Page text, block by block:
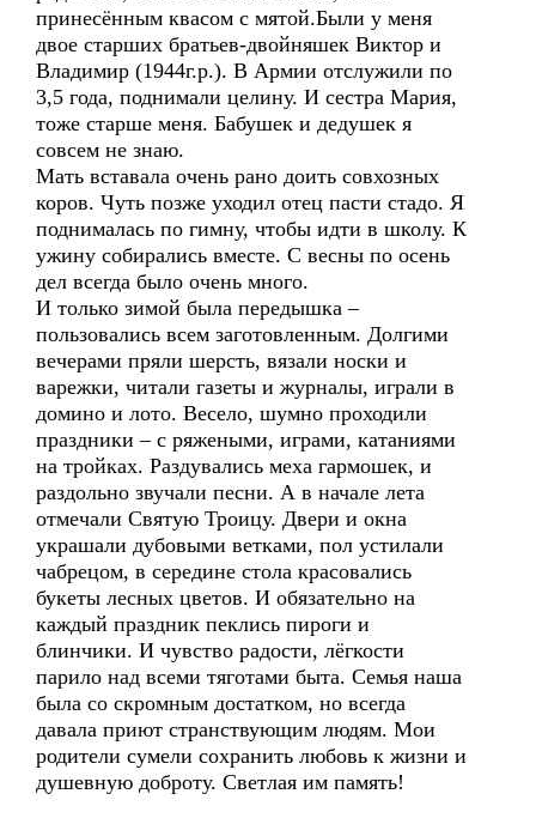
принесённым квасом с мятой.Были у меня
двое старших братьев-двойняшек Виктор и
Владимир (1944г.р.). В Армии отслужили по
3,5 года, поднимали целину. И сестра Мария,
тоже старше меня. Бабушек и дедушек я
совсем не знаю.
Мать вставала очень рано доить совхозных
коров. Чуть позже уходил отец пасти стадо. Я
поднималась по гимну, чтобы идти в школу. К
ужину собирались вместе. С весны по осень
дел всегда было очень много.
И только зимой была передышка –
пользовались всем заготовленным. Долгими
вечерами пряли шерсть, вязали носки и
варежки, читали газеты и журналы, играли в
домино и лото. Весело, шумно проходили
праздники – с ряжеными, играми, катаниями
на тройках. Раздувались меха гармошек, и
раздольно звучали песни. А в начале лета
отмечали Святую Троицу. Двери и окна
украшали дубовыми ветками, пол устилали
чабрецом, в середине стола красовались
букеты лесных цветов. И обязательно на
каждый праздник пеклись пироги и
блинчики. И чувство радости, лёгкости
парило над всеми тяготами быта. Семья наша
была со скромным достатком, но всегда
давала приют странствующим людям. Мои
родители сумели сохранить любовь к жизни и
душевную доброту. Светлая им память!